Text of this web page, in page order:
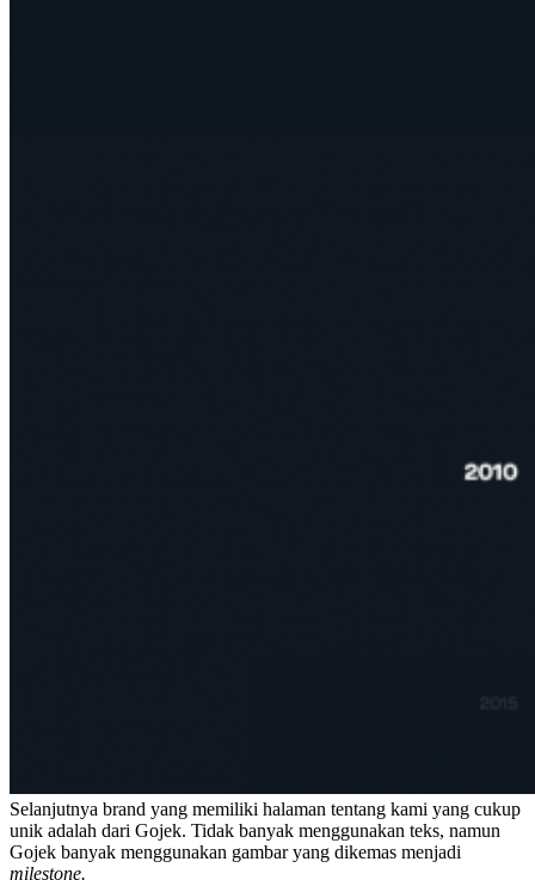
Selanjutnya brand yang memiliki halaman tentang kami yang cukup
unik adalah dari Gojek. Tidak banyak menggunakan teks, namun
Gojek banyak menggunakan gambar yang dikemas menjadi
milestone.